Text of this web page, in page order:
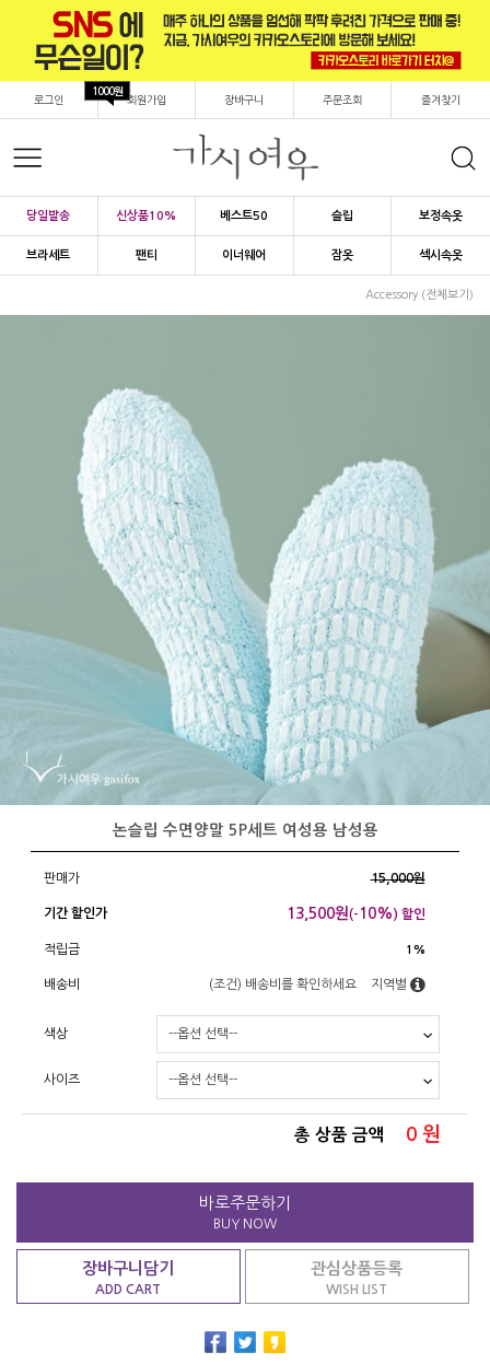
로그인 회원가입
1000원
장바구니 주문조회 즐겨찾기
당일발송 신상품10% 베스트50 슬립 보정속옷
브라세트 팬티 이너웨어 잠옷 섹시속옷
Accessory (전체보기)
논슬립 수면양말 5P세트 여성용 남성용
판매가 15,000원
기간 할인가 13,500원(- 10%) 할인
적립금 1%
배송비 (조건) 배송비를 확인하세요 지역별
색상
사이즈
총 상품 금액 0 원
바로주문하기
BUY NOW
장바구니담기
ADD CART
관심상품등록
WISH LIST